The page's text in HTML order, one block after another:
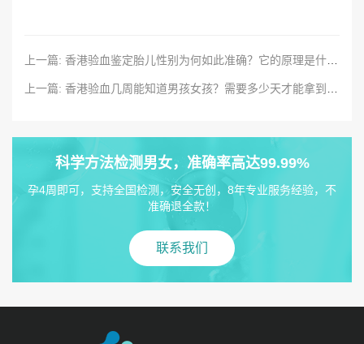
科学方法检测男女，准确率高达99.99%
孕4周即可，支持全国检测，安全无创，8年专业服务经验，不
准确退全款！
联系我们